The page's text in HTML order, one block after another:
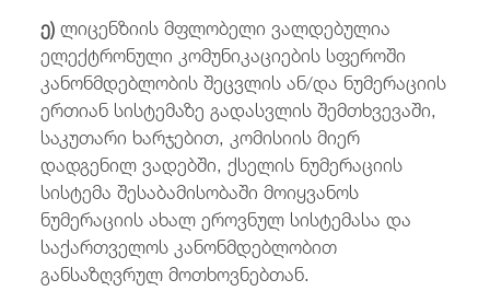
ე)ლიცენზიის მფლობელი ვალდებულია
ელექტრონული კომუნიკაციების სფეროში
კანონმდებლობის შეცვლის ან/და ნუმერაციის
ერთიან სისტემაზე გადასვლის შემთხვევაში,
საკუთარი ხარჯებით, კომისიის მიერ
დადგენილ ვადებში, ქსელის ნუმერაციის
სისტემა შესაბამისობაში მოიყვანოს
ნუმერაციის ახალ ეროვნულ სისტემასა და
საქართველოს კანონმდებლობით
განსაზღვრულ მოთხოვნებთან.